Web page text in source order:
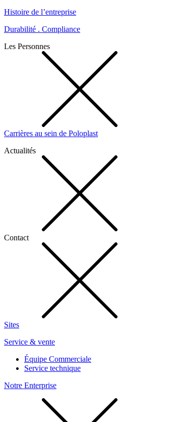
Histoire de l’entreprise
Durabilité . Compliance
Les Personnes
Carrières au sein de Poloplast
Actualités
Contact
Sites
Service & vente
Équipe Commerciale
Service technique
Notre Enterprise